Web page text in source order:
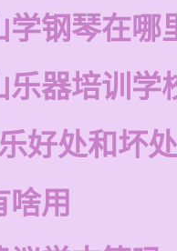
学钢琴在哪
乐器培训学
好处和坏处
啥用